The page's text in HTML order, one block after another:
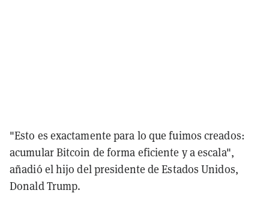
"Esto es exactamente para lo que fuimos creados:
acumular Bitcoin de forma eficiente y a escala",
añadió el hijo del presidente de Estados Unidos,
Donald Trump.